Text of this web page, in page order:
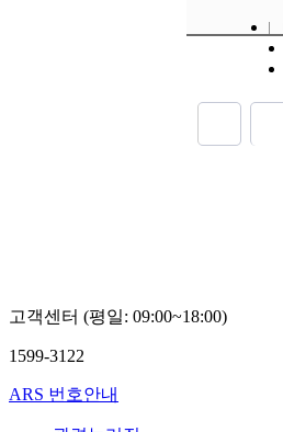
고객센터 (평일: 09:00~18:00)
1599-3122
ARS 번호안내